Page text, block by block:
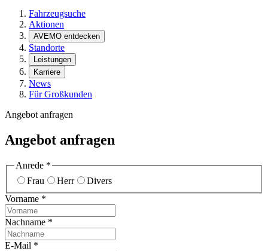
Fahrzeugsuche
Aktionen
AVEMO entdecken
Standorte
Leistungen
Karriere
News
Für Großkunden
Angebot anfragen
Angebot anfragen
Anrede *
Frau
Herr
Divers
Vorname *
Nachname *
E-Mail *